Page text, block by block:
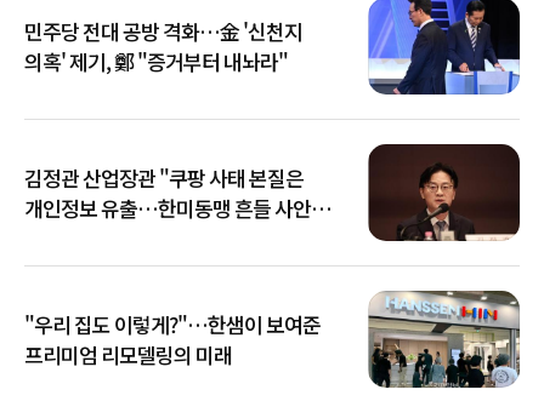
민주당 전대 공방 격화…金 '신천지
의혹' 제기, 鄭 "증거부터 내놔라"
김정관 산업장관 "쿠팡 사태 본질은
개인정보 유출…한미동맹 흔들 사안
"우리 집도 이렇게?"…한샘이 보여준
프리미엄 리모델링의 미래